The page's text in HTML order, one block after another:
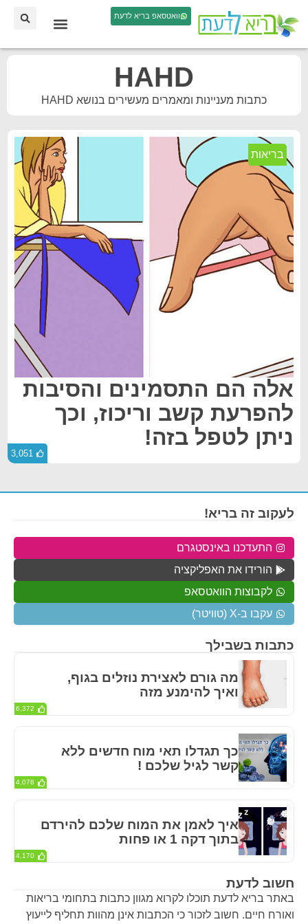
וואטסאפ בריא לדעת
HAHD
כתבות מעניינות ומאמרים מעשירים בנושא HAHD
בריאות
אלה הם התסמינים והסיבות
להפרעת קשב וריכוז, וכך
ניתן לטפל בזה!
3,051
חשוב לדעת
באתר בריא לדעת תוכלו לקרוא מגוון כתבות בתחומי בריאות
ואורח חיים. חשוב לזכור כי הכתבות אינן מהוות תחליף לייעוץ
כתבות בשבילך
מה גורם לאצירת נוזלים בגוף,
ואיך להימנע מזה
6,372
כך תגדלו תאי מוח חדשים ללא
קשר לגיל שלכם !
4,078
איך לאמן את המוח שלכם להירדם
בתוך דקה 1 או פחות
4,170
לעקוב זה בריא!
התעדכנו באינסטגרם
הורידו את האפליקציה
לקבוצות הוואטסאפ
עקבו ב-X (טוויטר)